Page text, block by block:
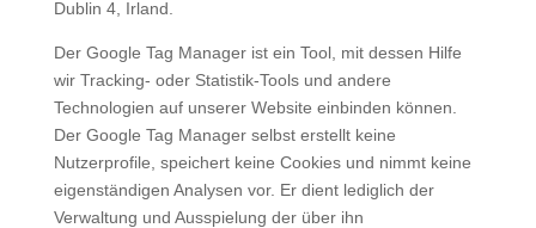
Dublin 4, Irland.
Der Google Tag Manager ist ein Tool, mit dessen Hilfe
wir Tracking- oder Statistik-Tools und andere
Technologien auf unserer Website einbinden können.
Der Google Tag Manager selbst erstellt keine
Nutzerprofile, speichert keine Cookies und nimmt keine
eigenständigen Analysen vor. Er dient lediglich der
Verwaltung und Ausspielung der über ihn